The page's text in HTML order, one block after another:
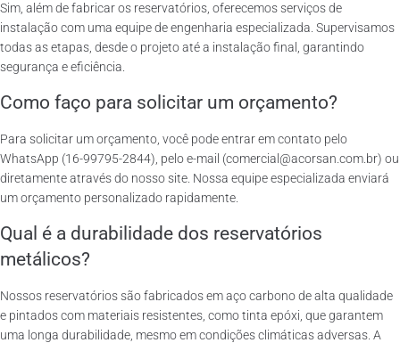
Sim, além de fabricar os reservatórios, oferecemos serviços de
instalação com uma equipe de engenharia especializada. Supervisamos
todas as etapas, desde o projeto até a instalação final, garantindo
segurança e eficiência.
Como faço para solicitar um orçamento?
Para solicitar um orçamento, você pode entrar em contato pelo
WhatsApp (16-99795-2844), pelo e-mail (comercial@acorsan.com.br) ou
diretamente através do nosso site. Nossa equipe especializada enviará
um orçamento personalizado rapidamente.
Qual é a durabilidade dos reservatórios
metálicos?
Nossos reservatórios são fabricados em aço carbono de alta qualidade
e pintados com materiais resistentes, como tinta epóxi, que garantem
uma longa durabilidade, mesmo em condições climáticas adversas. A